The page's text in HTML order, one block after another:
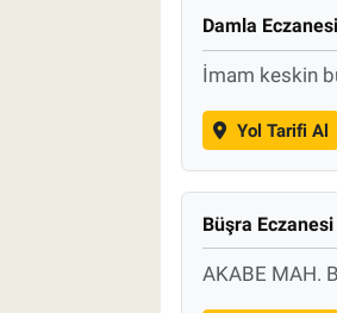
Damla Eczanesi
İmam keskin
Yol Tarifi Al
Büşra Eczanesi
AKABE MAH.